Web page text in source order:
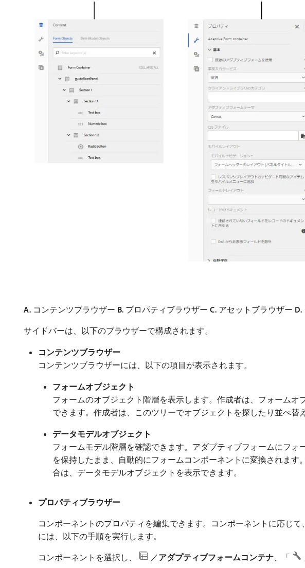
A. コンテンツブラウザー B. プロパティブラウザー C. アセットブラウザー D.
サイドバーは、以下のブラウザーで構成されます。
コンテンツブラウザー
コンテンツブラウザーには、以下の項目が表示されます。
フォームオブジェクト
フォームのオブジェクト階層を表示します。作成者は、フォーム
できます。作成者は、このツリーでオブジェクトを探したり並べ替
データモデルオブジェクト
フォームモデル階層を確認できます。アダプティブフォームにフ
を保持したまま、自動的にフォームコンポーネントに変換されます
合は、データモデルオブジェクトを表示できます。
プロパティブラウザー
コンポーネントのプロパティを編集できます。コンポーネントに応じ
には、以下の手順を実行します。
コンポーネントを選択し、 ／アダプティブフォームコンテナ、「